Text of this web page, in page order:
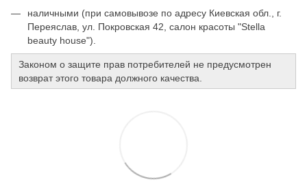
наличными (при самовывозе по адресу Киевская обл., г.
Переяслав, ул. Покровская 42, салон красоты "Stella
beauty house").
Законом о защите прав потребителей не предусмотрен
возврат этого товара должного качества.